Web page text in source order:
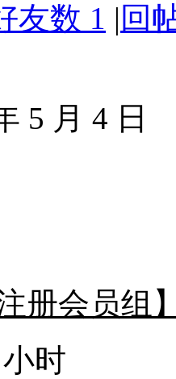
友数 1 | 回
5 月 4 日
注册会员组
时